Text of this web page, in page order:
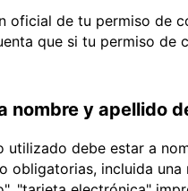
oficial de tu permiso de
que si tu permiso
nombre y apellido
utilizado debe estar a
obligatorias, incluida